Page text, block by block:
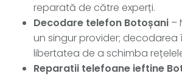
reparată de către experți.
Decodare telefon Botoșani –
un singur provider; decodarea
libertatea de a schimba
Reparatii telefoane ieftine